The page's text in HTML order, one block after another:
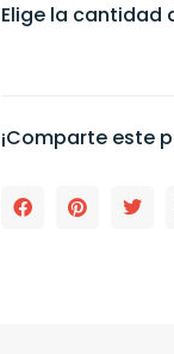
Elige la cantidad
¡Comparte este